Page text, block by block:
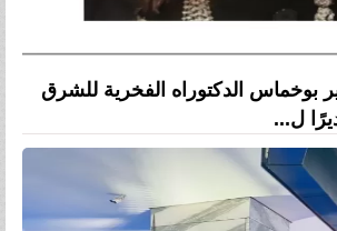
بوخماس الدكتوراه الفخرية للشرق